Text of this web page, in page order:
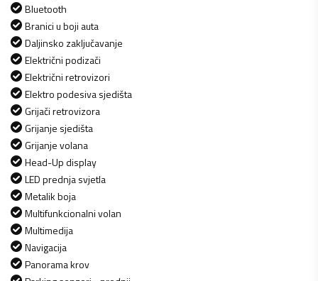
Bluetooth
Branici u boji auta
Daljinsko zaključavanje
Električni podizači
Električni retrovizori
Elektro podesiva sjedišta
Grijači retrovizora
Grijanje sjedišta
Grijanje volana
Head-Up display
LED prednja svjetla
Metalik boja
Multifunkcionalni volan
Multimedija
Navigacija
Panorama krov